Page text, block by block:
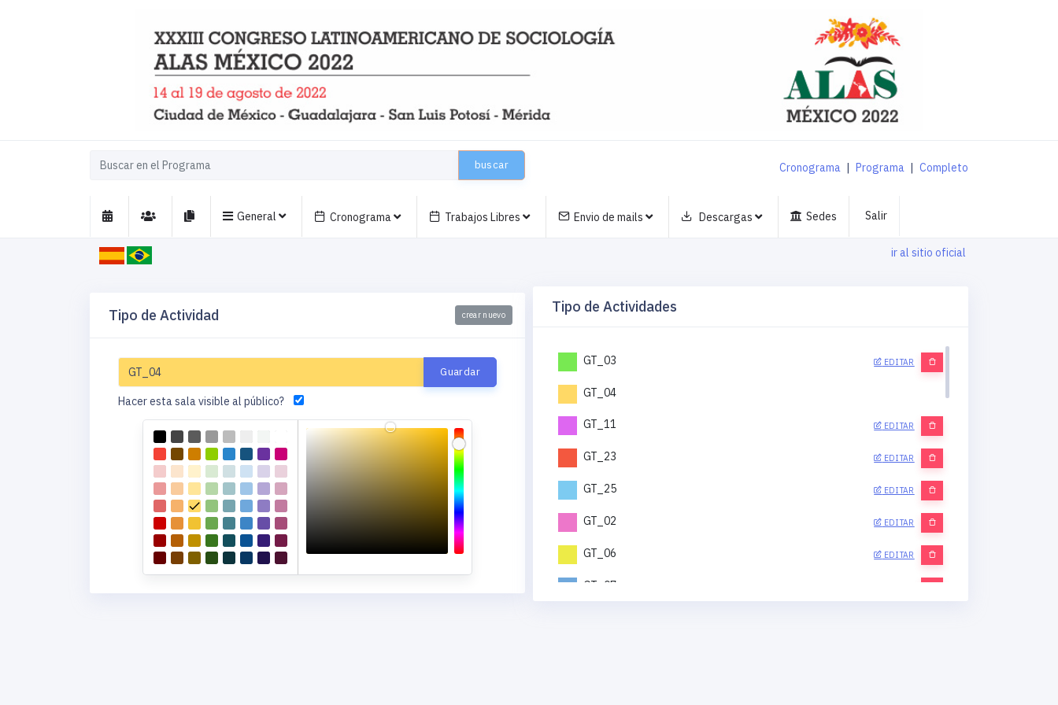
buscar Cronograma | Programa | Completo
General Cronograma Trabajos Libres Envio de mails Descargas Sedes Salir
ir al sitio oficial
Tipo de Actividad crear nuevo
Hacer esta sala visible al público?
Tipo de Actividades
GT_03 EDITAR
GT_04
GT_11 EDITAR
GT_23 EDITAR
GT_25 EDITAR
GT_02 EDITAR
GT_06 EDITAR
GT_07